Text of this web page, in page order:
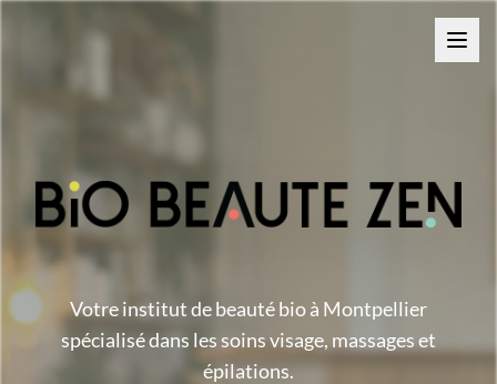
Votre institut de beauté bio à Montpellier
spécialisé dans les soins visage, massages et
épilations.